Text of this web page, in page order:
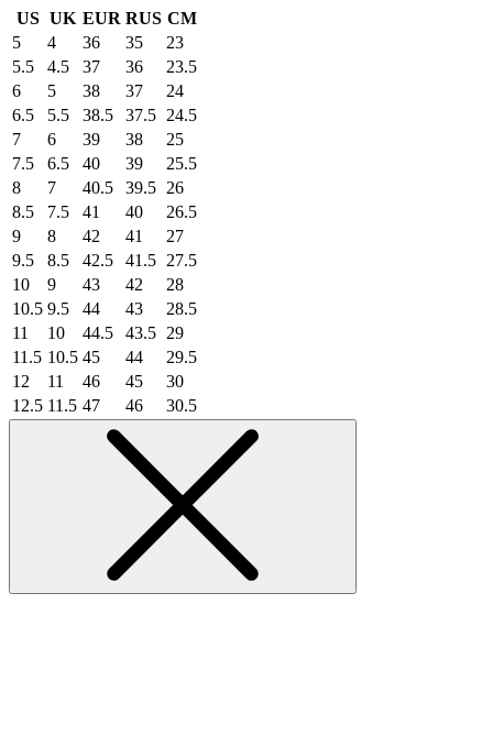
US UK EUR RUS CM
5
4 36 35
23
5.5
4.5 37 36
23.5
6
5 38 37
24
6.5
5.5 38.5 37.5 24.5
7
6 39 38
25
7.5
6.5 40 39
25.5
8
7 40.5 39.5 26
8.5
7.5 41 40
26.5
9
8 42 41
27
9.5
8.5 42.5 41.5 27.5
10
9 43 42
28
10.5 9.5 44 43
28.5
11
10 44.5 43.5 29
11.5 10.5 45 44
29.5
12
11 46 45
30
12.5 11.5 47 46 30.5